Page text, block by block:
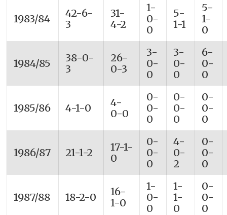
1983/84
42-6-
3
31-
4-2
1-
0-
0
5-
1-1
5-
1-
0
1984/85
38-0-
3
26-
0-3
3-
0-
0
3-
0-
0
6-
0-
0
1985/86 4-1-0
4-
0-0
0-
0-
0
0-
0-
0
0-
0-
0
1986/87 21-1-2
17-1-
0
0-
0-
0
4-
0-
2
0-
0-
0
1987/88 18-2-0
16-
1-0
1-
0-
0
1-
1-
0
0-
0-
0